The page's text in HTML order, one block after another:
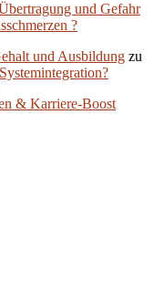
und Gefahr
?
und Ausbildung zu
& Karriere-Boost